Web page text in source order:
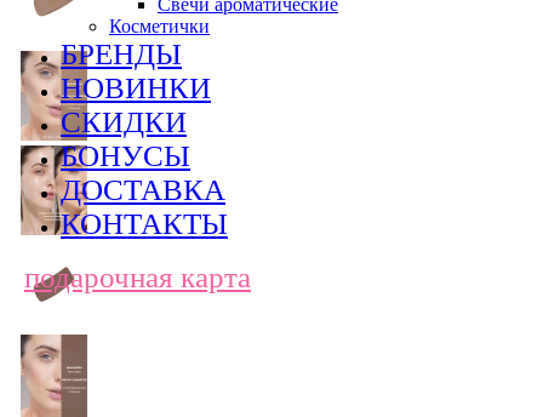
Свечи ароматические
Косметички
БРЕНДЫ
НОВИНКИ
СКИДКИ
БОНУСЫ
ДОСТАВКА
КОНТАКТЫ
подарочная карта